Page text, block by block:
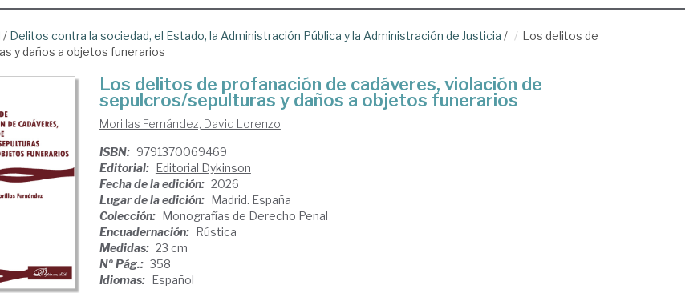
/ Delitos contra la sociedad, el Estado, la Administración Pública y la Administración de Justicia /
Los delitos de
y daños a objetos funerarios
Los delitos de profanación de cadáveres, violación de
sepulcros/sepulturas y daños a objetos funerarios
Morillas Fernández, David Lorenzo
ISBN: 9791370069469
Editorial: Editorial Dykinson
Fecha de la edición: 2026
Lugar de la edición: Madrid. España
Colección: Monografías de Derecho Penal
Encuadernación: Rústica
Medidas: 23 cm
Nº Pág.: 358
Idiomas: Español